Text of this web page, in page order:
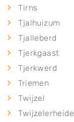
Tirns
Tjalhuizum
Tjalleberd
Tjerkgaast
Tjerkwerd
Triemen
Twijzel
Twijzelerheide